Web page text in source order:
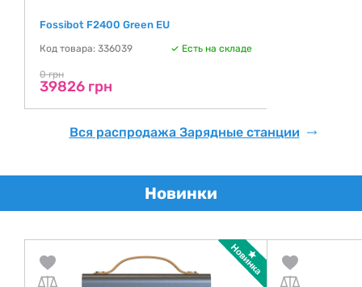
Fossibot F2400 Green EU
Код товара: 336039 Есть на складе
0 грн
39826 грн
Вся распродажа Зарядные станции
Новинки